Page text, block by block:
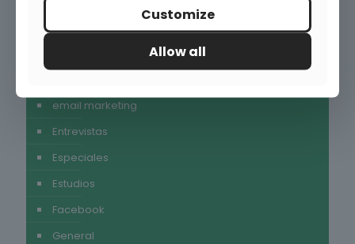
alimentación
email marketing
Entrevistas
Especiales
Estudios
Facebook
General
Customize
Allow all